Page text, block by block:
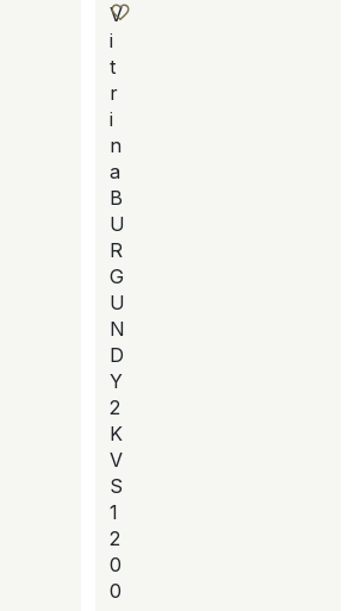
V
i
t
r
i
n
a
B
U
R
G
U
N
D
Y
2
K
V
S
1
2
0
0